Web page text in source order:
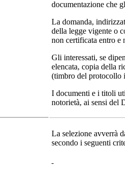
documentazione che
La domanda,
della legge vigente o
non certificata entro e
Gli interessati, se
elencata, copia della
(timbro del protocollo
I documenti e i titoli
notorietà, ai sensi del
La selezione avverrà
secondo i seguenti